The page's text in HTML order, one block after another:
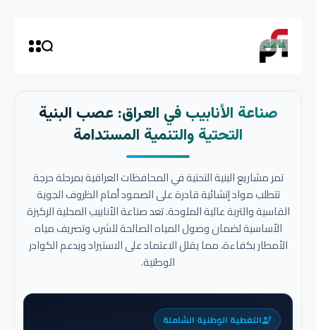
صناعة الأنابيب في العراق: عصب البنية
التحتية والتنمية المستدامة
تمر مشاريع البنية التحتية في المحافظات العراقية بمرحلة حرجة
تتطلب مواد إنشائية قادرة على الصمود أمام الظروف الجوية
القاسية والتربة عالية الملوحة. تعد صناعة الأنابيب المحلية الركيزة
الأساسية لضمان وصول المياه الصالحة للشرب وتصريف مياه
الأمطار بكفاءة، مما يقلل الاعتماد على الاستيراد ويدعم الكوادر
الوطنية.
engineeringالتغطية الوطنية الشاملة